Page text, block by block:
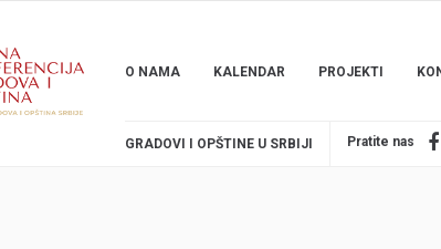
O NAMA KALENDAR PROJEKTI
GRADOVI I OPŠTINE U SRBIJI Pratite nas